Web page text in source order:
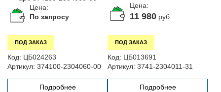
Цена:
По запросу
ПОД ЗАКАЗ
Код: ЦБ024263
Артикул: 374100-2304060-00
Подробнее
Цена:
11 980 руб.
ПОД ЗАКАЗ
Код: ЦБ013691
Артикул: 3741-2304011-31
Подробнее